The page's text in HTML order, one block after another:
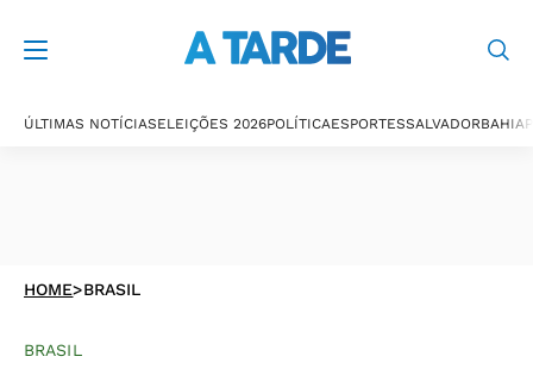
ÚLTIMAS NOTÍCIASELEIÇÕES 2026POLÍTICAESPORTESSALVADORBAHIA
HOME>BRASIL
BRASIL